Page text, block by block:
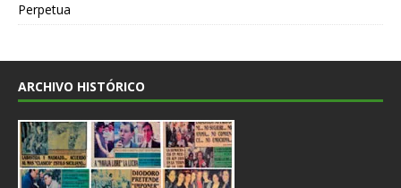
Perpetua
ARCHIVO HISTÓRICO